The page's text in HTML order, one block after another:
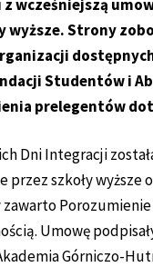
wcześniejszą
wyższe. Strony
Studentów i
prelegentów
Dni Integracji
szkoły wyższe
Umowę
Górniczo-